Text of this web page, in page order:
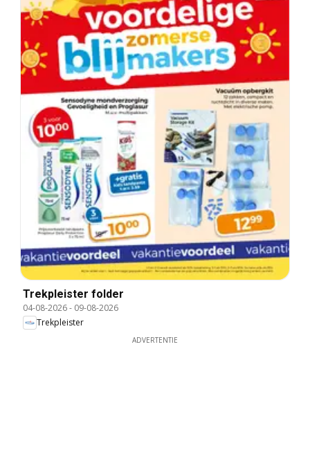
Trekpleister folder
04-08-2026- 09-08-2026
Trekpleister
ADVERTENTIE